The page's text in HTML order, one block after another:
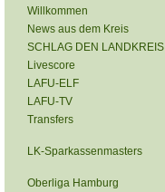
Willkommen
News aus dem Kreis
SCHLAG DEN LANDKREIS
Livescore
LAFU-ELF
LAFU-TV
Transfers
LK-Sparkassenmasters
Oberliga Hamburg